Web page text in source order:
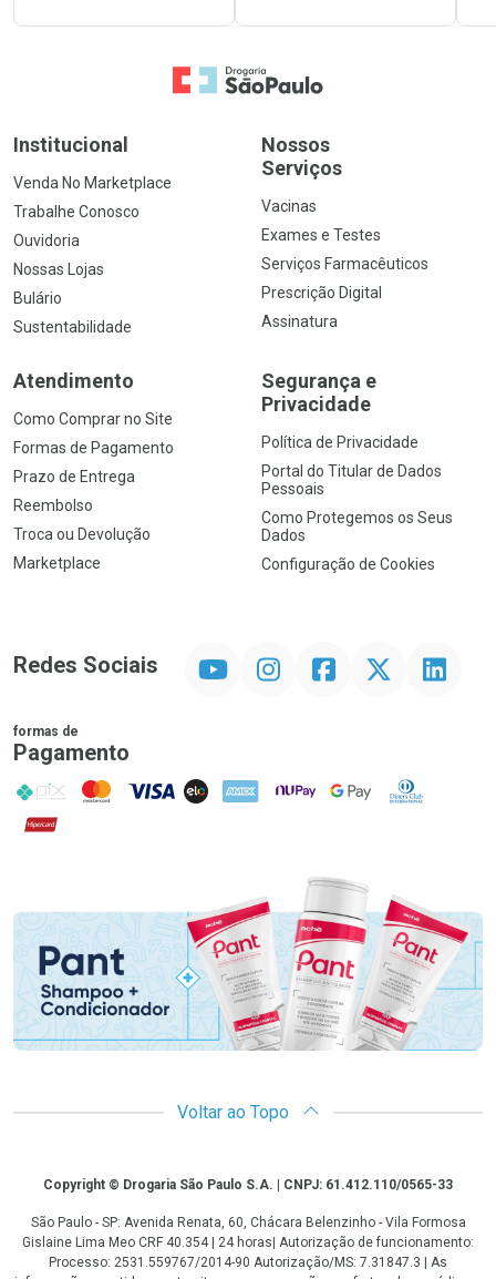
Ir para a Home
Institucional
Venda No Marketplace
Trabalhe Conosco
Ouvidoria
Nossas Lojas
Bulário
Sustentabilidade
Nossos
Serviços
Vacinas
Exames e Testes
Serviços Farmacêuticos
Prescrição Digital
Assinatura
Atendimento
Como Comprar no Site
Formas de Pagamento
Prazo de Entrega
Reembolso
Troca ou Devolução
Marketplace
Segurança e
Privacidade
Política de Privacidade
Portal do Titular de Dados
Pessoais
Como Protegemos os Seus
Dados
Configuração de Cookies
Redes Sociais InstagramFacebookTwitter Linkedin
formas de
Pagamento
PIX MasterCard
VISA ELO AMEX NuPay Google PayDiners Club
Hipercard
Voltar ao Topo
CopyrightCopyright © Drogaria São Paulo S.A. | CNPJ: 61.412.110/0565-33
São Paulo - SP: Avenida Renata, 60, Chácara Belenzinho - Vila Formosa
Gislaine Lima Meo CRF 40.354 | 24 horas| Autorização de funcionamento:
Processo: 2531.559767/2014-90 Autorização/MS: 7.31847.3 | As